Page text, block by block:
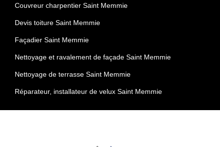
Couvreur charpentier Saint Memmie
Devis toiture Saint Memmie
Façadier Saint Memmie
Nettoyage et ravalement de façade Saint Memmie
Nettoyage de terrasse Saint Memmie
Réparateur, installateur de velux Saint Memmie